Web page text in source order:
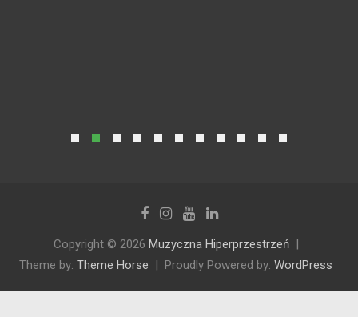
Copyright © 2026 Muzyczna Hiperprzestrzeń
Theme by: Theme Horse Proudly Powered by: WordPress